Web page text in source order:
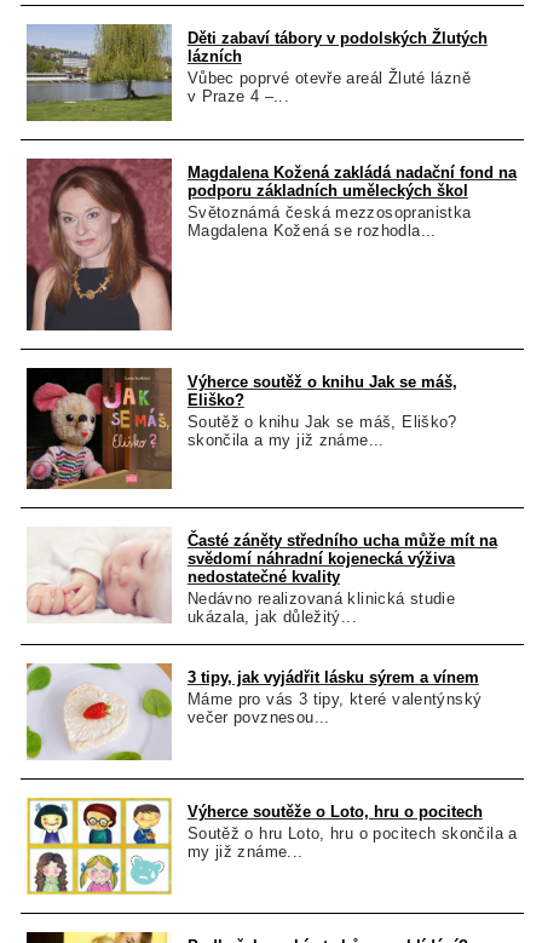
Děti zabaví tábory v podolských Žlutých
lázních
Vůbec poprvé otevře areál Žluté lázně
v Praze 4 –...
Magdalena Kožená zakládá nadační fond na
podporu základních uměleckých škol
Světoznámá česká mezzosopranistka
Magdalena Kožená se rozhodla...
Výherce soutěž o knihu Jak se máš,
Eliško?
Soutěž o knihu Jak se máš, Eliško?
skončila a my již známe...
Časté záněty středního ucha může mít na
svědomí náhradní kojenecká výživa
nedostatečné kvality
Nedávno realizovaná klinická studie
ukázala, jak důležitý...
3 tipy, jak vyjádřit lásku sýrem a vínem
Máme pro vás 3 tipy, které valentýnský
večer povznesou...
Výherce soutěže o Loto, hru o pocitech
Soutěž o hru Loto, hru o pocitech skončila a
my již známe...